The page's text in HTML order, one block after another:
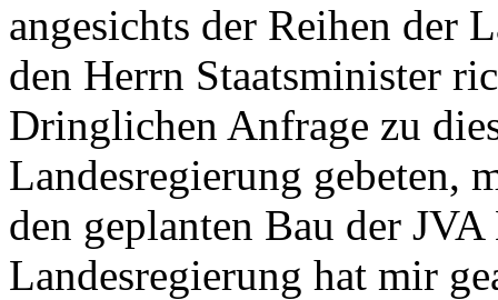
angesichts der Reihen der
den Herrn Staatsminister
Dringlichen Anfrage zu
Landesregierung gebeten,
den geplanten Bau der
Landesregierung hat mir